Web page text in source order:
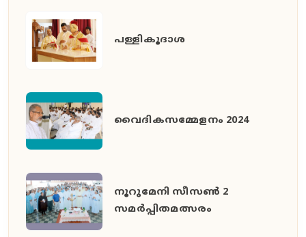
പള്ളികൂദാശ
വൈദികസമ്മേളനം 2024
നൂറുമേനി സീസൺ 2
സമർപ്പിതമത്സരം